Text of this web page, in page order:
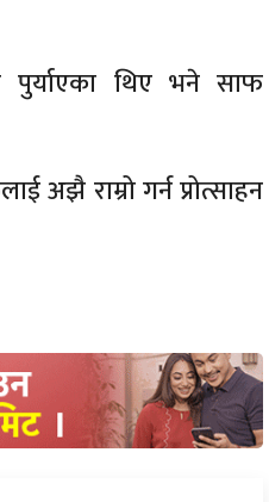
पुर्याएका थिए भने साफ
अझै राम्रो गर्न प्रोत्साहन